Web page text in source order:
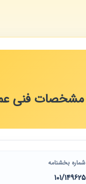
شماره بخشنامه
101/149625